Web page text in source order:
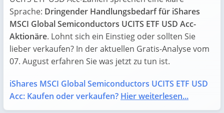
Sprache: Dringender Handlungsbedarf für iShares
MSCI Global Semiconductors UCITS ETF USD Acc-
Aktionäre. Lohnt sich ein Einstieg oder sollten Sie
lieber verkaufen? In der aktuellen Gratis-Analyse vom
07. August erfahren Sie was jetzt zu tun ist.
iShares MSCI Global Semiconductors UCITS ETF USD
Acc: Kaufen oder verkaufen? Hier weiterlesen...